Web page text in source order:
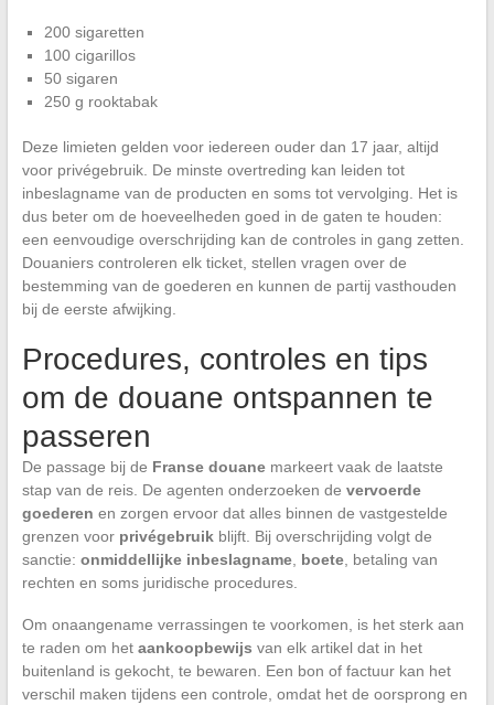
200 sigaretten
100 cigarillos
50 sigaren
250 g rooktabak
Deze limieten gelden voor iedereen ouder dan 17 jaar, altijd
voor privégebruik. De minste overtreding kan leiden tot
inbeslagname van de producten en soms tot vervolging. Het is
dus beter om de hoeveelheden goed in de gaten te houden:
een eenvoudige overschrijding kan de controles in gang zetten.
Douaniers controleren elk ticket, stellen vragen over de
bestemming van de goederen en kunnen de partij vasthouden
bij de eerste afwijking.
Procedures, controles en tips
om de douane ontspannen te
passeren
De passage bij de Franse douanemarkeert vaak de laatste
stap van de reis. De agenten onderzoeken de vervoerde
goederen en zorgen ervoor dat alles binnen de vastgestelde
grenzen voor privégebruikblijft. Bij overschrijding volgt de
sanctie: onmiddellijke inbeslagname, boete, betaling van
rechten en soms juridische procedures.
Om onaangename verrassingen te voorkomen, is het sterk aan
te raden om het aankoopbewijs van elk artikel dat in het
buitenland is gekocht, te bewaren. Een bon of factuur kan het
verschil maken tijdens een controle, omdat het de oorsprong en